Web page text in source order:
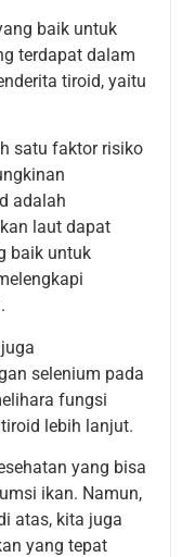
baik untuk
terdapat dalam
tiroid, yaitu
satu faktor risiko
adalah
laut dapat
baik untuk
selenium pada
fungsi
lebih lanjut.
yang bisa
ikan. Namun,
atas, kita juga
yang tepat